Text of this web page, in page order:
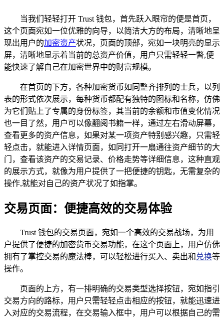
当我们轻轻打开 Trust 钱包，首先跃入眼帘的便是首页，
这个页面宛如一位优雅的向导，以简洁大方的布局，清晰地呈
现出用户的加密资产状况，页面的顶部，宛如一块明亮的显示
屏，清晰地显示着当前的总资产价值，用户只需轻轻一瞥,便
能快速了解自己在加密世界中的财富规模。
在首页的下方，各种加密货币如同整齐排列的士兵，以列
表的形式依次展示，每种货币都配有独特的图标和名称，仿佛
为它们贴上了专属的身份标签，其当前的余额和市值变化情况
也一目了然，用户可以像翻阅书籍一样，通过左右滑动屏幕，
查看更多的资产信息，如果对某一项资产特别感兴趣，只需轻
轻点击，就能进入详情页面，如同打开一扇通往资产细节的大
门，查看该资产的交易记录、价格走势等详细信息，这种直观
的展示方式，就像为用户提供了一把便捷的钥匙，无需复杂的
操作,就能对自己的资产状况了如指掌。
交易页面：便捷高效的交易体验
Trust 钱包的交易页面，宛如一个高效的交易战场，为用
户提供了便捷的加密货币交易功能，在这个页面上，用户仿佛
拥有了掌控交易的魔法棒，可以轻松进行买入、卖出和 兑换等
操作。
页面的上方，有一排明确的交易类型选择按钮，宛如指引
交易方向的路标，用户只需轻轻点击相应的按钮，就能迅速进
入对应的交易流程，在交易输入框中，用户可以根据自己的需